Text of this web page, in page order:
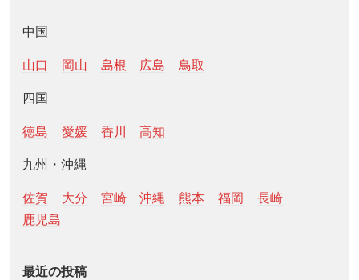
中国
山口 岡山 島根 広島 鳥取
四国
徳島 愛媛 香川 高知
九州・沖縄
佐賀 大分 宮崎 沖縄 熊本 福岡
長崎
鹿児島
最近の投稿